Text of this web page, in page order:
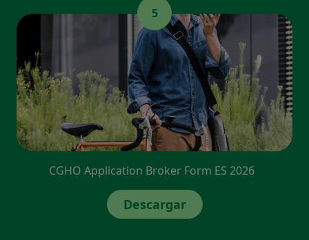
5
CGHO Application Broker Form ES 2026
Descargar